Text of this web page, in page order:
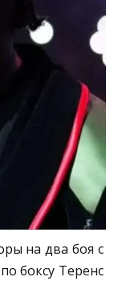
на два боя с
боксу Теренс